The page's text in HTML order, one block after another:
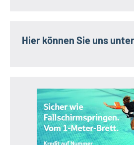
Hier können Sie uns